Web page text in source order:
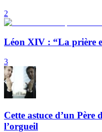
2
Léon XIV : “La prière
3
Cette astuce d’un
l’orgueil